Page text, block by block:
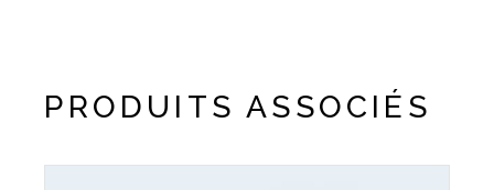
PRODUITS ASSOCIÉS